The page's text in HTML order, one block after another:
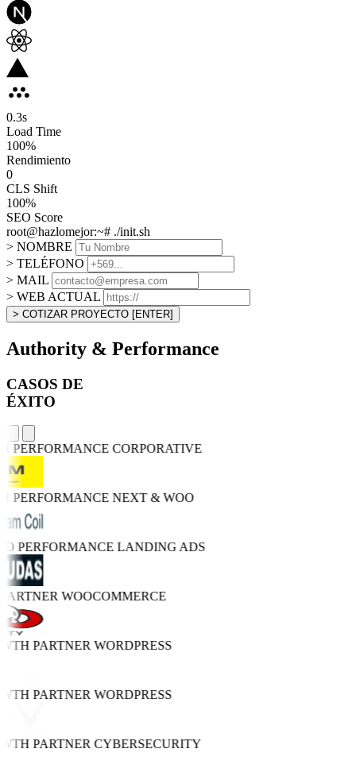
0.3s
Load Time
100%
Rendimiento
0
CLS Shift
100%
SEO Score
root@hazlomejor:~# ./init.sh
> NOMBRE
> TELÉFONO
> MAIL
> WEB ACTUAL
> COTIZAR PROYECTO [ENTER]
Authority & Performance
CASOS DE
ÉXITO
PERFORMANCECORPORATIVE
PERFORMANCENEXT & WOO
PERFORMANCELANDING ADS
WOOCOMMERCE
PARTNERWORDPRESS
PARTNERWORDPRESS
PARTNERCYBERSECURITY